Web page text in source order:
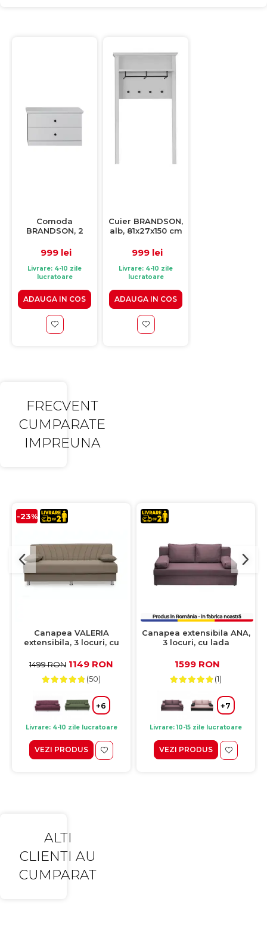
Comoda
BRANDSON, 2
81x41x49 cm
999 lei
Livrare: 4-10 zile
lucratoare
ADAUGA IN COS
Cuier BRANDSON,
alb, 81x27x150 cm
999 lei
Livrare: 4-10 zile
lucratoare
ADAUGA IN COS
FRECVENT
CUMPARATE
IMPREUNA
-23%
Canapea VALERIA
extensibila, 3 locuri, cu
cappuccino, 190x82x83 cm
1499 RON 1149 RON
(50)
+6
Livrare: 4-10 zile lucratoare
VEZI PRODUS
Canapea extensibila ANA,
3 locuri, cu lada
185x82x80 cm
1599 RON
(1)
+7
Livrare: 10-15 zile lucratoare
VEZI PRODUS
ALTI
CLIENTI AU
CUMPARAT